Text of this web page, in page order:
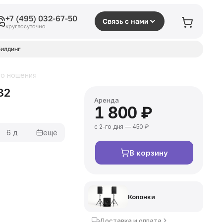
+7 (495) 032-67-50
круглосуточно
Связь с нами
ношения
6 д ещё
Аренда
1 800 ₽
с 2-го дня — 450 ₽
В корзину
Колонки